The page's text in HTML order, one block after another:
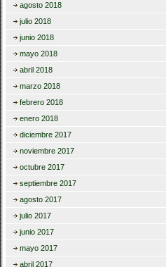
agosto 2018
julio 2018
junio 2018
mayo 2018
abril 2018
marzo 2018
febrero 2018
enero 2018
diciembre 2017
noviembre 2017
octubre 2017
septiembre 2017
agosto 2017
julio 2017
junio 2017
mayo 2017
abril 2017